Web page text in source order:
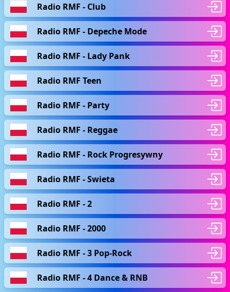
Radio RMF - Club
Radio RMF - Depeche Mode
Radio RMF - Lady Pank
Radio RMF Teen
Radio RMF - Party
Radio RMF - Reggae
Radio RMF - Rock Progresywny
Radio RMF - Swieta
Radio RMF - 2
Radio RMF - 2000
Radio RMF - 3 Pop-Rock
Radio RMF - 4 Dance & RNB